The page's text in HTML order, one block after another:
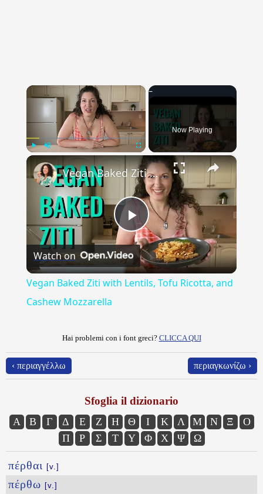
×
Fullscreen
Now Playing
×
Play
Video
Vegan Baked Ziti with Lentils, Tofu Ricotta, and Cashew Mozzarella
Watch on
Vegan Baked Ziti with Lentils, Tofu Ricotta, and
Cashew Mozzarella
Hai problemi con i font greci? CLICCA QUI
‹ περιαγγέλλω περιαγκωνίζω ›
Sfoglia il dizionario
Α Β Γ Δ Ε Ζ Η Θ Ι Κ Λ Μ Ν Ξ
Ο
Π
Ρ Σ Τ Υ Φ Χ Ψ Ω
πέρθαι [v.]
πέρθω [v.]